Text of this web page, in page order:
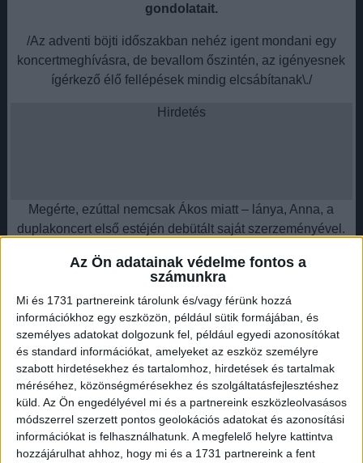
Az Ön adatainak védelme fontos a
számunkra
Mi és 1731 partnereink tárolunk és/vagy férünk hozzá
információkhoz egy eszközön, például sütik formájában, és
személyes adatokat dolgozunk fel, például egyedi azonosítókat
és standard információkat, amelyeket az eszköz személyre
szabott hirdetésekhez és tartalomhoz, hirdetések és tartalmak
méréséhez, közönségmérésekhez és szolgáltatásfejlesztéshez
küld. Az Ön engedélyével mi és a partnereink eszközleolvasásos
módszerrel szerzett pontos geolokációs adatokat és azonosítási
információkat is felhasználhatunk. A megfelelő helyre kattintva
hozzájárulhat ahhoz, hogy mi és a 1731 partnereink a fent
gondolatait.
/Az adventi böjti időszakban nehéz igent mondani egy
koncertmeghívásra, de bevallom őszintén, az igényesnek
ígérkező élő fellépések mindig elcsábítanak\./
Hirdetés
Megérte, ezúttal nemcsak Ákos miatt – lánya, Anna, a
duplakoncert első estéjén debütált saját szerzeményével.
Ákostól már megszokhattuk, hogy nem egynyári dalszerző,
nem „futó kalandokat” keres a közönségével, hanem
vállalja akár a megosztó szerepet is, saját értékrendjét
képviseli dalaival és megszólalásaival.
Hirdetés